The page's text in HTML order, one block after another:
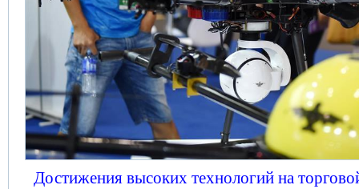
Достижения высоких технологий на